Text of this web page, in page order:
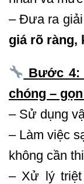
– Đưa ra
giá rõ ràng,
Bước 4:
chóng –
– Sử dụng
– Làm việc
không cần
– Xử lý triệt